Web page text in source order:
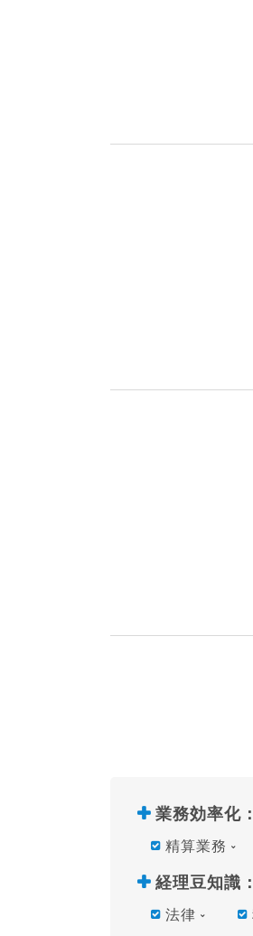
業務効率化 ：
精算業務
経理豆知識 ：
法律